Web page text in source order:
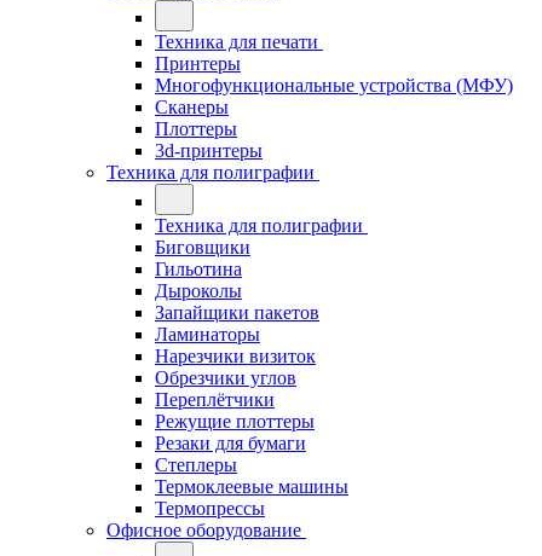
Техника для печати
Принтеры
Многофункциональные устройства (МФУ)
Сканеры
Плоттеры
3d-принтеры
Техника для полиграфии
Техника для полиграфии
Биговщики
Гильотина
Дыроколы
Запайщики пакетов
Ламинаторы
Нарезчики визиток
Обрезчики углов
Переплётчики
Режущие плоттеры
Резаки для бумаги
Степлеры
Термоклеевые машины
Термопрессы
Офисное оборудование